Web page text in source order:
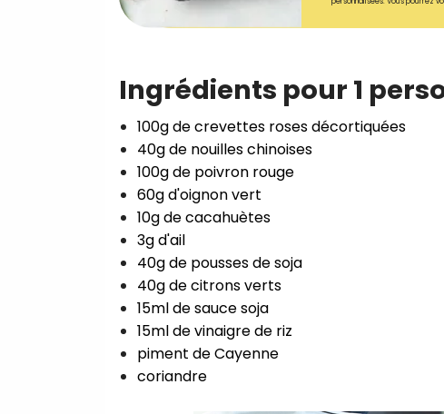
Ingrédients pour 1
100g de crevettes roses décortiquées⁣
40g de nouilles chinoises⁣
100g de poivron rouge⁣
60g d'oignon vert⁣
10g de cacahuètes⁣
3g d'ail⁣
40g de pousses de soja⁣
40g de citrons verts⁣
15ml de sauce soja ⁣
15ml de vinaigre de riz ⁣
piment de Cayenne⁣
coriandre⁣